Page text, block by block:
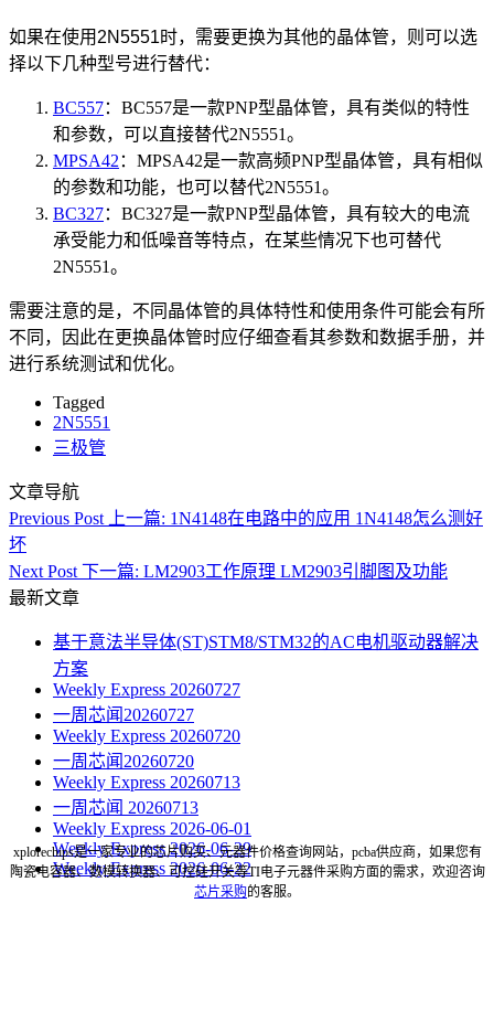
如果在使用2N5551时，需要更换为其他的晶体管，则可以选
择以下几种型号进行替代：
BC557：BC557是一款PNP型晶体管，具有类似的特性
和参数，可以直接替代2N5551。
MPSA42 ：MPSA42是一款高频PNP型晶体管，具有相似
的参数和功能，也可以替代2N5551。
BC327：BC327是一款PNP型晶体管，具有较大的电流
承受能力和低噪音等特点，在某些情况下也可替代
2N5551。
需要注意的是，不同晶体管的具体特性和使用条件可能会有所
不同，因此在更换晶体管时应仔细查看其参数和数据手册，并
进行系统测试和优化。
Tagged
2N5551
三极管
文章导航
Previous Post 上一篇: 1N4148在电路中的应用 1N4148怎么测好
坏
Next Post 下一篇: LM2903工作原理 LM2903引脚图及功能
最新文章
基于意法半导体(ST)STM8/STM32的AC电机驱动器解决
方案
Weekly Express 20260727
一周芯闻20260727
Weekly Express 20260720
一周芯闻20260720
Weekly Express 20260713
一周芯闻 20260713
Weekly Express 2026-06-01
Weekly Express 2026-06-29
Weekly Express 2026-06-22
xplorechips是一家专业的芯片购买、元器件价格查询网站，pcba供应商，如果您有
陶瓷电容器、数模转换器、可控硅开关等TI电子元器件采购方面的需求，欢迎咨询
芯片采购的客服。